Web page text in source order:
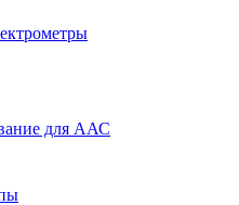
для ААС